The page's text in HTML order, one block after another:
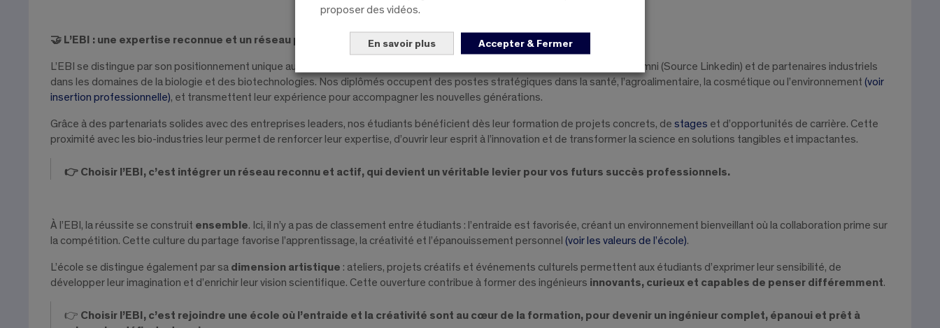
🤝 L’EBI : une expertise reconnue et un réseau puissant
L’EBI se distingue par son positionnement unique au cœur d’un écosystème dynamique, soutenu par le plus grand réseau d’alumni (Source Linkedin) et de partenaires industriels
dans les domaines de la biologie et des biotechnologies. Nos diplômés occupent des postes stratégiques dans la santé, l’agroalimentaire, la cosmétique ou l’environnement (voir
insertion professionnelle), et transmettent leur expérience pour accompagner les nouvelles générations.
Grâce à des partenariats solides avec des entreprises leaders, nos étudiants bénéficient dès leur formation de projets concrets, de stages et d’opportunités de carrière. Cette
proximité avec les bio-industries leur permet de renforcer leur expertise, d’ouvrir leur esprit à l’innovation et de transformer la science en solutions tangibles et impactantes.
👉 Choisir l’EBI, c’est intégrer un réseau reconnu et actif, qui devient un véritable levier pour vos futurs succès professionnels.
À l’EBI, la réussite se construit ensemble. Ici, il n’y a pas de classement entre étudiants : l’entraide est favorisée, créant un environnement bienveillant où la collaboration prime sur
la compétition. Cette culture du partage favorise l’apprentissage, la créativité et l’épanouissement personnel (voir les valeurs de l’école).
L’école se distingue également par sa dimension artistique : ateliers, projets créatifs et événements culturels permettent aux étudiants d’exprimer leur sensibilité, de
développer leur imagination et d’enrichir leur vision scientifique. Cette ouverture contribue à former des ingénieurs innovants, curieux et capables de penser différemment.
👉 Choisir l’EBI, c’est rejoindre une école où l’entraide et la créativité sont au cœur de la formation, pour devenir un ingénieur complet, épanoui et prêt à
proposer des vidéos.
En savoir plus Accepter & Fermer